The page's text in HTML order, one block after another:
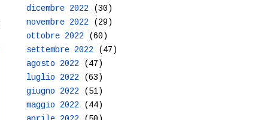
dicembre 2022 (30)
novembre 2022 (29)
ottobre 2022 (60)
settembre 2022 (47)
agosto 2022 (47)
luglio 2022 (63)
giugno 2022 (51)
maggio 2022 (44)